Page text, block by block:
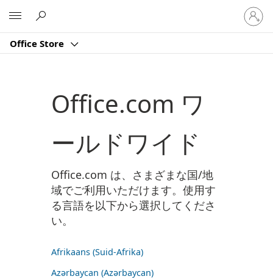
Office Store
ア
カ
ウ
Office.com ワ
ールドワイド
Office.com は、さまざまな国/地
域でご利用いただけます。使用す
る言語を以下から選択してくださ
い。
Afrikaans (Suid-Afrika)
Azərbaycan (Azərbaycan)